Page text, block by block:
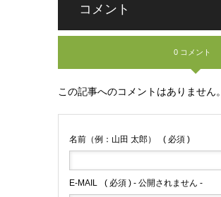
コメント
0 コメント
この記事へのコメントはありません。
名前（例：山田 太郎） ( 必須 )
E-MAIL ( 必須 ) - 公開されません -